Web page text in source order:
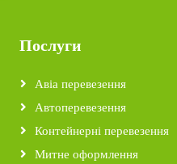
Послуги
Авіа перевезення
Автоперевезення
Контейнерні перевезення
Митне оформлення